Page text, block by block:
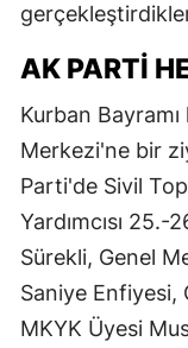
AK PARTİ
Kurban Bayramı
Merkezi'ne bir
Parti'de Sivil
Yardımcısı
Sürekli, Genel
Saniye Enfiyesi,
MKYK Üyesi